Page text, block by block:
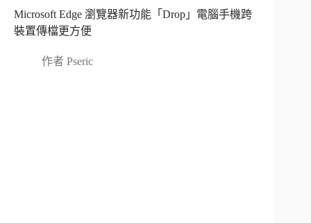
Microsoft Edge 瀏覽器新功能「Drop」電腦手機跨
裝置傳檔更方便
作者 Pseric